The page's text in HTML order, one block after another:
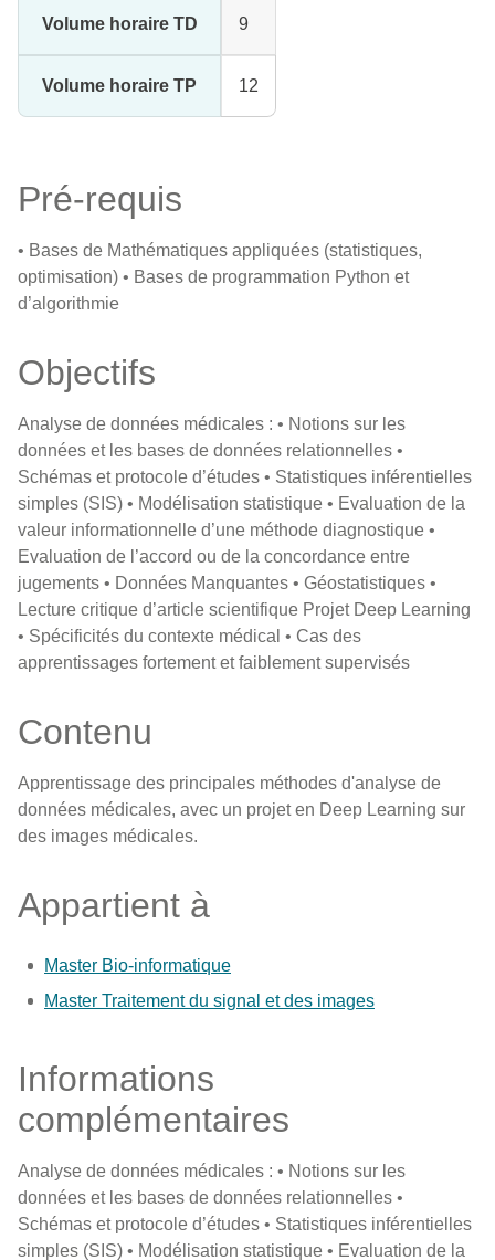
Volume horaire TD 9
Volume horaire TP 12
Pré-requis
• Bases de Mathématiques appliquées (statistiques,
optimisation) • Bases de programmation Python et
d’algorithmie
Objectifs
Analyse de données médicales : • Notions sur les
données et les bases de données relationnelles •
Schémas et protocole d’études • Statistiques inférentielles
simples (SIS) • Modélisation statistique • Evaluation de la
valeur informationnelle d’une méthode diagnostique •
Evaluation de l’accord ou de la concordance entre
jugements • Données Manquantes • Géostatistiques •
Lecture critique d’article scientifique Projet Deep Learning
• Spécificités du contexte médical • Cas des
apprentissages fortement et faiblement supervisés
Contenu
Apprentissage des principales méthodes d'analyse de
données médicales, avec un projet en Deep Learning sur
des images médicales.
Appartient à
Master Bio-informatique
Master Traitement du signal et des images
Informations
complémentaires
Analyse de données médicales : • Notions sur les
données et les bases de données relationnelles •
Schémas et protocole d’études • Statistiques inférentielles
simples (SIS) • Modélisation statistique • Evaluation de la